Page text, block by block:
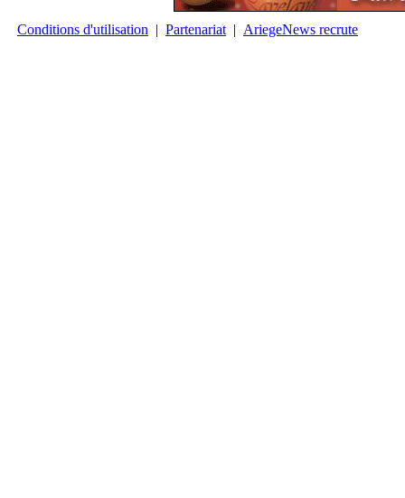
Conditions d'utilisation | Partenariat | AriegeNews recrute